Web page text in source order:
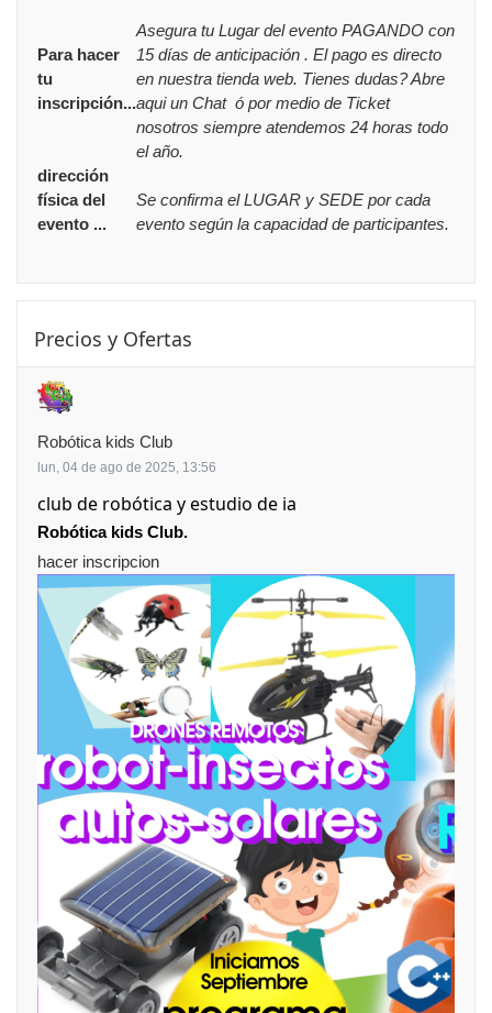
Para hacer
tu
inscripción...
Asegura tu Lugar del evento PAGANDO con
15 días de anticipación . El pago es directo
en nuestra tienda web. Tienes dudas? Abre
aqui un Chat ó por medio de Ticket
nosotros siempre atendemos 24 horas todo
el año.
dirección
física del
evento ...
Se confirma el LUGAR y SEDE por cada
evento según la capacidad de participantes.
Precios y Ofertas
Robótica kids Club
lun, 04 de ago de 2025, 13:56
club de robótica y estudio de ia
Robótica kids Club.
hacer inscripcion